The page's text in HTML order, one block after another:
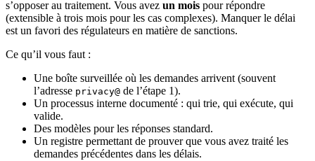
s’opposer au traitement. Vous avez un mois pour répondre
(extensible à trois mois pour les cas complexes). Manquer le délai
est un favori des régulateurs en matière de sanctions.
Ce qu’il vous faut :
Une boîte surveillée où les demandes arrivent (souvent
l’adresse privacy@ de l’étape 1).
Un processus interne documenté : qui trie, qui exécute, qui
valide.
Des modèles pour les réponses standard.
Un registre permettant de prouver que vous avez traité les
demandes précédentes dans les délais.